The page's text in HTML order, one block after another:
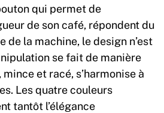
qui permet de
de son café, répondent du
la machine, le design n’est
se fait de manière
et racé, s’harmonise à
Les quatre couleurs
tantôt l’élégance